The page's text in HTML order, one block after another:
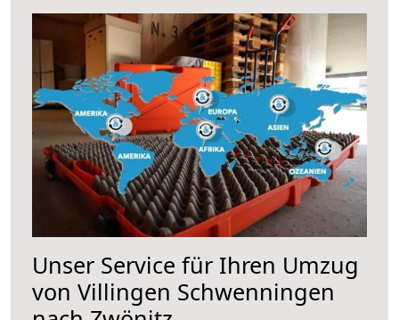
Unser Service für Ihren Umzug
von Villingen Schwenningen